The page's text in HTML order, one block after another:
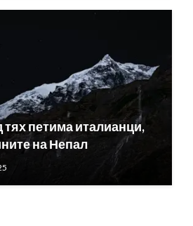
петима италианци,
на Непал